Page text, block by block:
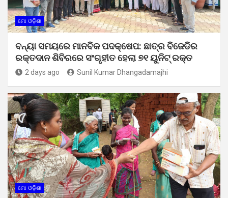
ମୋ ଓଡ଼ିଶା
ବନ୍ୟା ସମୟରେ ମାନବିକ ପଦକ୍ଷେପ: ଛାତ୍ର ବିଜେଡିର
ରକ୍ତଦାନ ଶିବିରରେ ସଂଗୃହୀତ ହେଲା ୭୧ ୟୁନିଟ୍ ରକ୍ତ
2 days ago Sunil Kumar Dhangadamajhi
ମୋ ଓଡ଼ିଶା